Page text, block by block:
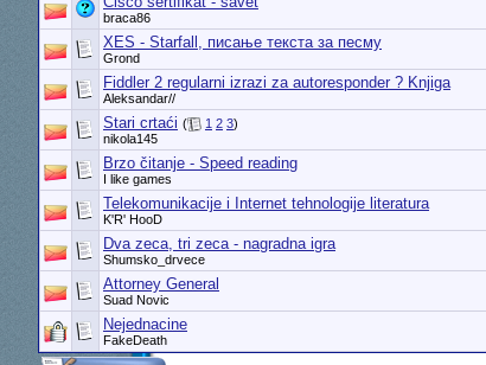
braca86
XES - Starfall, писање текста за песму
Grond
Fiddler 2 regularni izrazi za autoresponder ? Knjiga
Aleksandar//
Stari crtaći ( 1 2 3)
nikola145
Brzo čitanje - Speed reading
I like games
Telekomunikacije i Internet tehnologije literatura
K'R' HooD
Dva zeca, tri zeca - nagradna igra
Shumsko_drvece
Attorney General
Suad Novic
Nejednacine
FakeDeath